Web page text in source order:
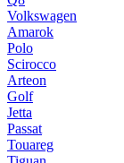
Volkswagen
Amarok
Polo
Scirocco
Arteon
Golf
Jetta
Passat
Touareg